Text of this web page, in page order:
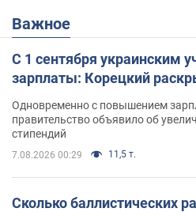
Важное
С 1 сентября украинским
зарплаты: Корецкий
Одновременно с повышением
правительство объявило об
стипендий
7.08.2026 00:29 11,5 т.
Сколько баллистических